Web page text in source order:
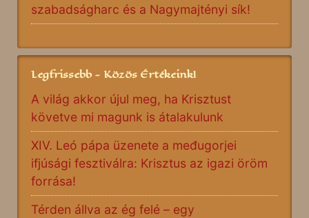
szabadságharc és a Nagymajtényi sík!
Legfrissebb - Közös Értékeink!
A világ akkor újul meg, ha Krisztust
követve mi magunk is átalakulunk
XIV. Leó pápa üzenete a međugorjei
ifjúsági fesztiválra: Krisztus az igazi öröm
forrása!
Térden állva az ég felé – egy